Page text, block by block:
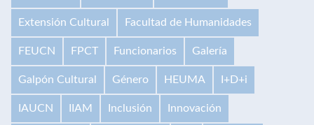
Extensión Cultural Facultad de Humanidades
FEUCN FPCT Funcionarios Galería
Galpón Cultural Género HEUMA I+D+i
IAUCN IIAM Inclusión Innovación